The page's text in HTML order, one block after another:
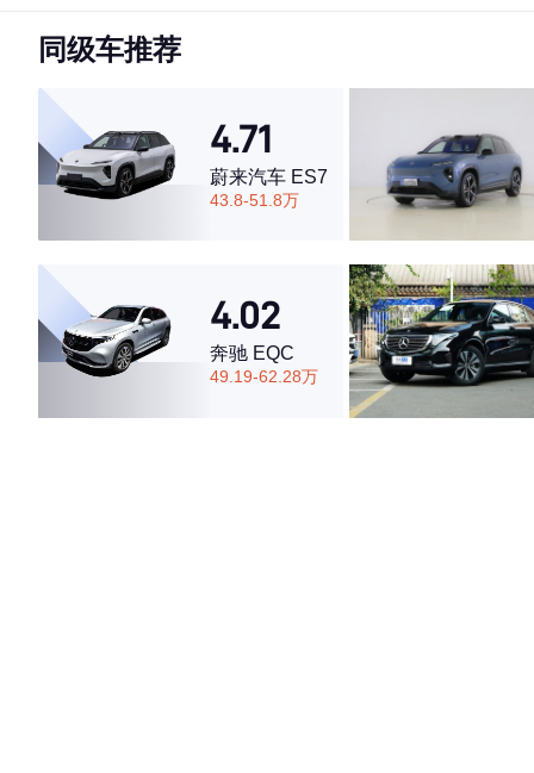
·外观表现一般，低于74%同级车
·空间表现较为优秀，优于60%同级车
同级车推荐
4.71
蔚来汽车 ES7
43.8-51.8万
4.02
奔驰 EQC
49.19-62.28万